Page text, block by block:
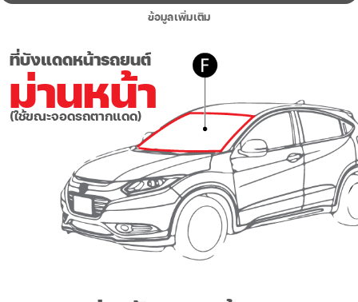
ข้อมูลเพิ่มเติม
ที่บังแดดหน้ารถยนต์
ม่านหน้า
(ใช้ขณะจอดรถตากแดด)